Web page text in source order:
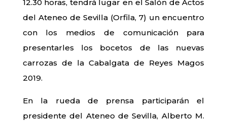
12.30 horas, tendrá lugar en el Salón de Actos
del Ateneo de Sevilla (Orfila, 7) un encuentro
con los medios de comunicación para
presentarles los bocetos de las nuevas
carrozas de la Cabalgata de Reyes Magos
2019.
En la rueda de prensa participarán el
presidente del Ateneo de Sevilla, Alberto M.